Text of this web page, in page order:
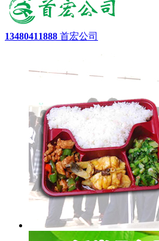
13480411888 首宏公司